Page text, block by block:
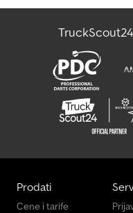
Prodati
Cene i tarife